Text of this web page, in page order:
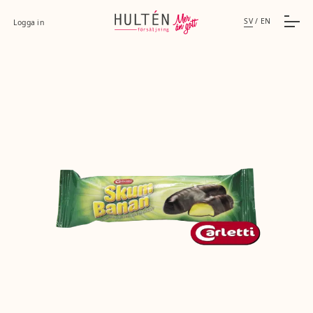
Logga in SV / EN